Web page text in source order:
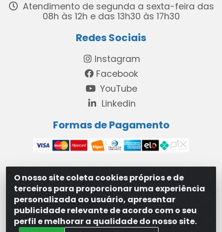
O nosso site coleta cookies próprios e de
terceiros para proporcionar uma experiência
personalizada ao usuário, apresentar
publicidade relevante de acordo com o seu
perfil e melhorar a qualidade do nosso site.
Atendimento de segunda a sexta-feira das
08h às 12h e das 13h30 às 17h30
Redes Sociais
Instagram
Facebook
YouTube
Linkedin
Formas de Pagamento
MAXXISUPRI COMÉRCIO DE SANEANTES LTDA - Avenida
Antônio Cabral de Souza, 2872 - Maranguape II -
Paulista/PE - CEP 53.421-420 - 31.329.180/0001-83